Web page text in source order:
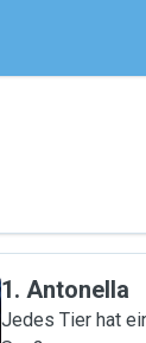
1. Antonella
Jedes Tier hat